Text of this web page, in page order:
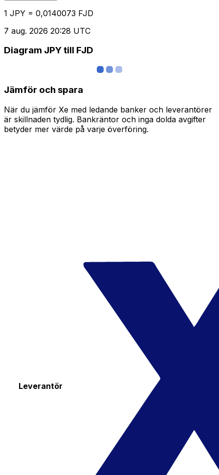
1 JPY = 0,0140073 FJD
7 aug. 2026 20:28 UTC
Diagram JPY till FJD
Jämför och spara
När du jämför Xe med ledande banker och leverantörer
är skillnaden tydlig. Bankräntor och inga dolda avgifter
betyder mer värde på varje överföring.
Leverantör